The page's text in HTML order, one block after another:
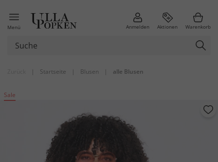
Menü Anmelden Aktionen Warenkorb
| Startseite | Blusen | alle Blusen
Sale